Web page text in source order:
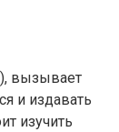
вызывает
и издавать
изучить